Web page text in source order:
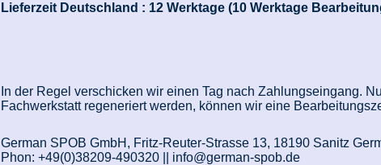
Lieferzeit Deutschland : 12 Werktage (10 Werktage
In der Regel verschicken wir einen Tag nach Zahlungseingang.
Fachwerkstatt regeneriert werden, können wir eine
German SPOB GmbH, Fritz-Reuter-Strasse 13, 18190 Sanitz
Phon: +49(0)38209-490320 || info@german-spob.de